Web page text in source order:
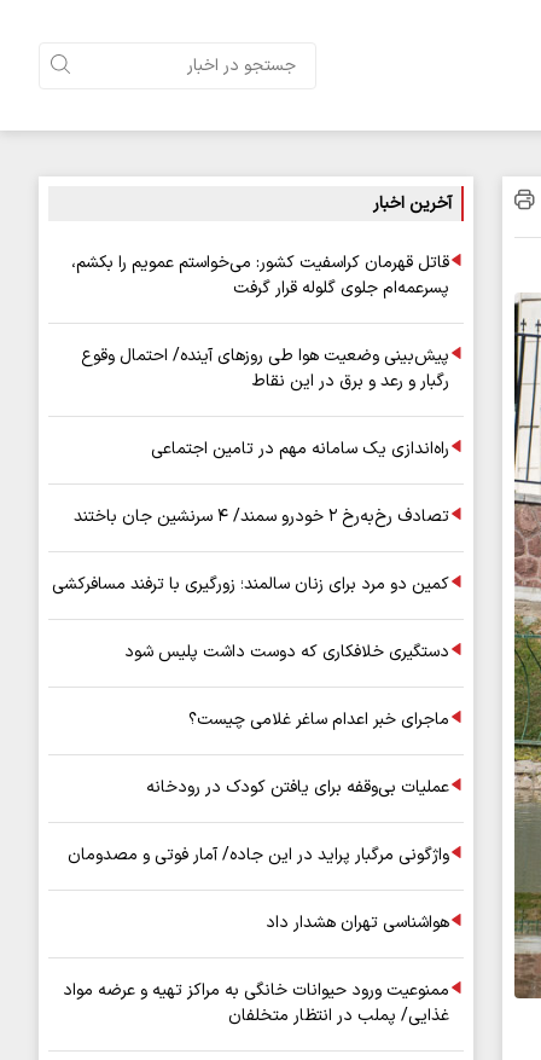
آخرین اخبار
قاتل قهرمان کراسفیت کشور: می‌خواستم عمویم را بکشم،
پسرعمه‌ام جلوی گلوله قرار گرفت
پیش‌بینی وضعیت هوا طی روزهای آینده/ احتمال وقوع
رگبار و رعد و برق در این نقاط
راه‌اندازی یک سامانه مهم در تامین اجتماعی
تصادف رخ‌به‌رخ ۲ خودرو سمند/ ۴ سرنشین جان باختند
کمین دو مرد برای زنان سالمند؛ زورگیری با ترفند مسافرکشی
دستگیری خلافکاری که دوست داشت پلیس شود
ماجرای خبر اعدام ساغر غلامی چیست؟
عملیات بی‌وقفه برای یافتن کودک در رودخانه
واژگونی مرگبار پراید در این جاده/ آمار فوتی و مصدومان
هواشناسی تهران هشدار داد
ممنوعیت ورود حیوانات خانگی به مراکز تهیه و عرضه مواد
غذایی/ پملب در انتظار متخلفان